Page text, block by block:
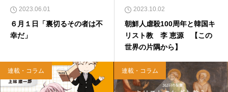
2023.06.01
６月１日「裏切るその者は不
幸だ」
2023.10.02
朝鮮人虐殺100周年と韓国キ
リスト教 李 恵源 【この
世界の片隅から】
連載・コラム 連載・コラム